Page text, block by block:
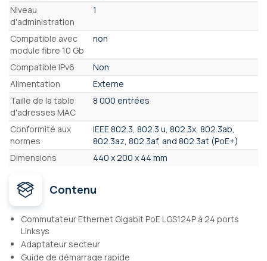
Niveau
d'administration
1
Compatible avec
module fibre 10 Gb
non
Compatible IPv6
Non
Alimentation
Externe
Taille de la table
d'adresses MAC
8 000 entrées
Conformité aux
normes
IEEE 802.3, 802.3 u, 802.3x, 802.3ab,
802.3az, 802.3af, and 802.3at (PoE+)
Dimensions
440 x 200 x 44 mm
Contenu
Commutateur Ethernet Gigabit PoE LGS124P à 24 ports
Linksys
Adaptateur secteur
Guide de démarrage rapide